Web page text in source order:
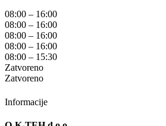
08:00 – 16:00
08:00 – 16:00
08:00 – 16:00
08:00 – 16:00
08:00 – 15:30
Zatvoreno
Zatvoreno
Informacije